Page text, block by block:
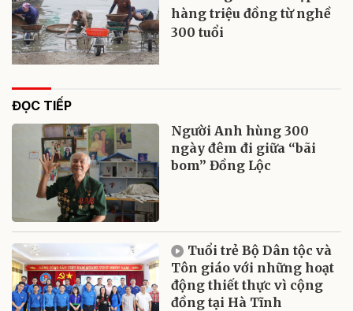
hàng triệu đồng từ nghề
300 tuổi
ĐỌC TIẾP
Người Anh hùng 300
ngày đêm đi giữa “bãi
bom” Đồng Lộc
Tuổi trẻ Bộ Dân tộc và
Tôn giáo với những hoạt
động thiết thực vì cộng
đồng tại Hà Tĩnh